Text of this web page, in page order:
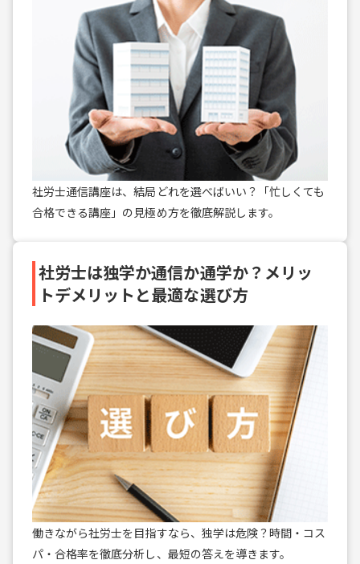
社労士通信講座は、結局どれを選べばいい？「忙しくても
合格できる講座」の見極め方を徹底解説します。
社労士は独学か通信か通学か？メリッ
トデメリットと最適な選び方
働きながら社労士を目指すなら、独学は危険？時間・コス
パ・合格率を徹底分析し、最短の答えを導きます。